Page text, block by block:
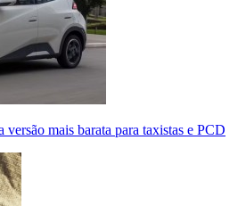
mais barata para taxistas e PCD